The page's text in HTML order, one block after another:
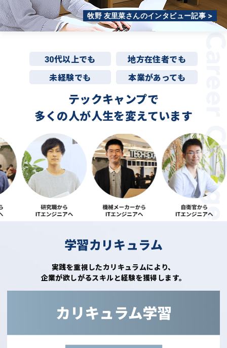
牧野 友里菜さんのインタビュー記事 >
30代以上でも
地方在住者でも
未経験でも
本業があっても
テックキャンプで
多くの人が人生を変えています
学習カリキュラム
実践を重視したカリキュラムにより、
企業が欲しがるスキルと経験を獲得します。